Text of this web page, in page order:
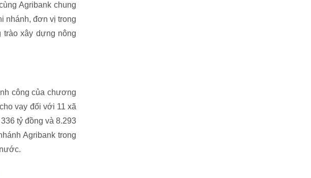
Agribank chung
nhánh, đơn vị trong
trào xây dựng nông
công của chương
vay đối với 11 xã
tỷ đồng và 8.293
Agribank trong